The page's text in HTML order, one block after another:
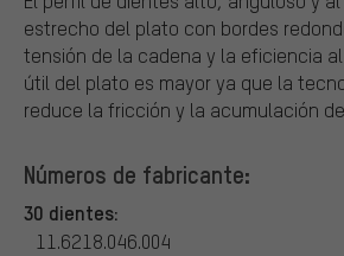
estrecho del plato con bordes
tensión de la cadena y la eficiencia
útil del plato es mayor ya que la
reduce la fricción y la acumulación
Números de fabricante:
30 dientes:
11.6218.046.004